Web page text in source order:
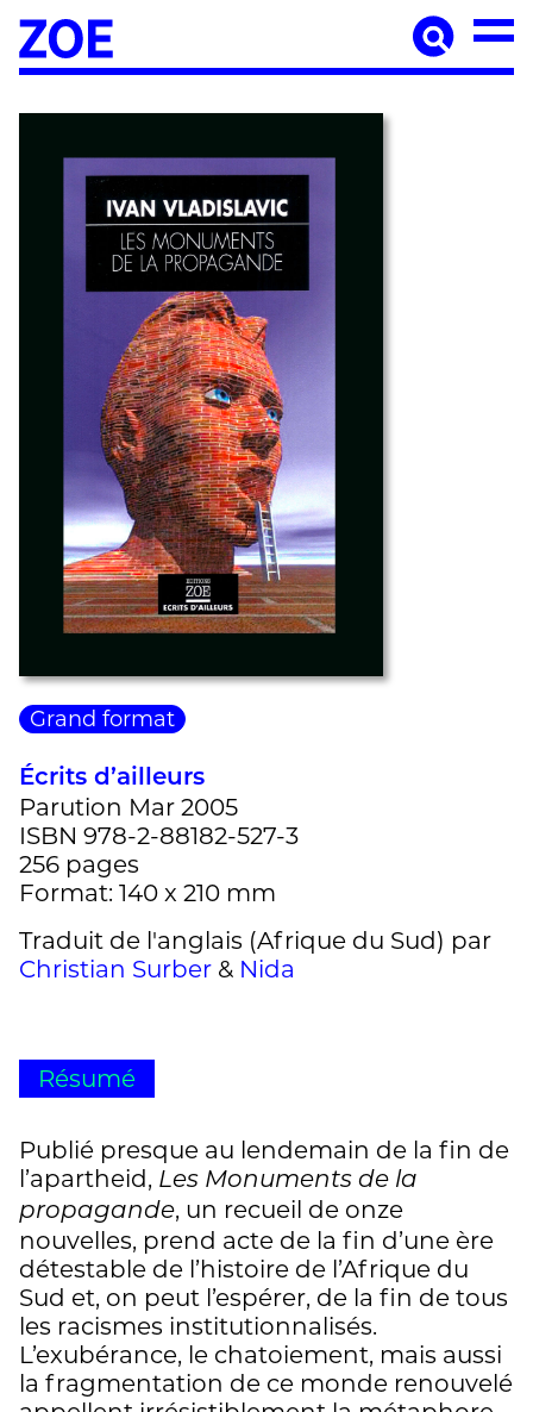
Accueil
À paraître
Catalogue
Auteur·ices
Agenda
Les éditions Zoé
Médiation culturelle
Manuscrits
Foreign rights
Contact
Mentions légales
Newsletter
Grand format
Écrits d’ailleurs
Parution Mar 2005
ISBN 978-2-88182-527-3
256 pages
Format: 140 x 210 mm
Traduit de l'anglais (Afrique du Sud) par
Christian Surber & Nida
Résumé
Publié presque au lendemain de la fin de
l’apartheid, Les Monuments de la
propagande, un recueil de onze
nouvelles, prend acte de la fin d’une ère
détestable de l’histoire de l’Afrique du
Sud et, on peut l’espérer, de la fin de tous
les racismes institutionnalisés.
L’exubérance, le chatoiement, mais aussi
la fragmentation de ce monde renouvelé